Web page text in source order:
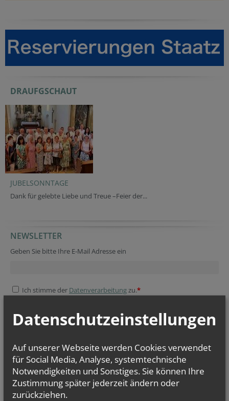
DRAUFGSCHAUT
JUBELSONNTAGE
Dank für gelebte Liebe und Treue –Feier der...
NEWSLETTER
Geben Sie bitte Ihre E-Mail Adresse ein
Ich stimme der Datenverarbeitungzu.*
Datenschutzeinstellungen
Auf unserer Webseite werden Cookies verwendet
für Social Media, Analyse, systemtechnische
Notwendigkeiten und Sonstiges. Sie können Ihre
Zustimmung später jederzeit ändern oder
zurückziehen.